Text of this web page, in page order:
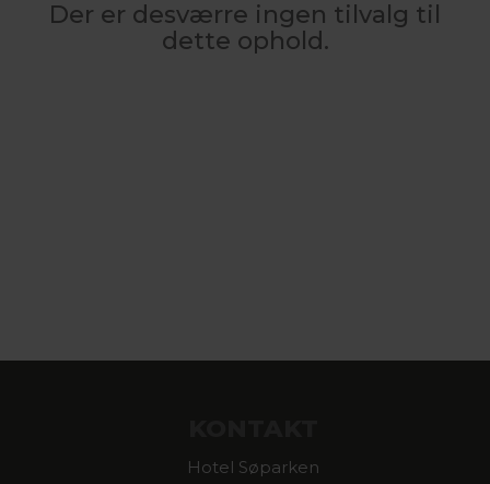
Der er desværre ingen tilvalg til
dette ophold.
Hotel Søparken